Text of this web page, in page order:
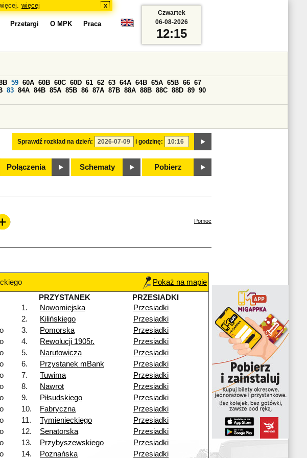
więcej x
Przetargi O MPK Praca
Sprawdź rozkład na dzień: i godzinę:
59 60A 60B 60C 60D 61 62 63 64A 64B 65A 65B 66 67
83 84A 84B 85A 85B 86 87A 87B 88A 88B 88C 88D 89 90
Połączenia Schematy Pobierz
Czwartek
06-08-2026
12:15
Pomoc
Pokaż na mapie
PRZYSTANEK
PRZESIADKI
1.
Nowomiejska
Przesiadki
2. Kilińskiego
Przesiadki
3. Pomorska
Przesiadki
4. Rewolucji 1905r.
Przesiadki
5. Narutowicza
Przesiadki
6. Przystanek mBank
Przesiadki
7. Tuwima
Przesiadki
8. Nawrot
Przesiadki
9. Piłsudskiego
Przesiadki
10. Fabryczna
Przesiadki
11. Tymienieckiego
Przesiadki
12. Senatorska
Przesiadki
13. Przybyszewskiego
Przesiadki
14. Poznańska Przesiadki